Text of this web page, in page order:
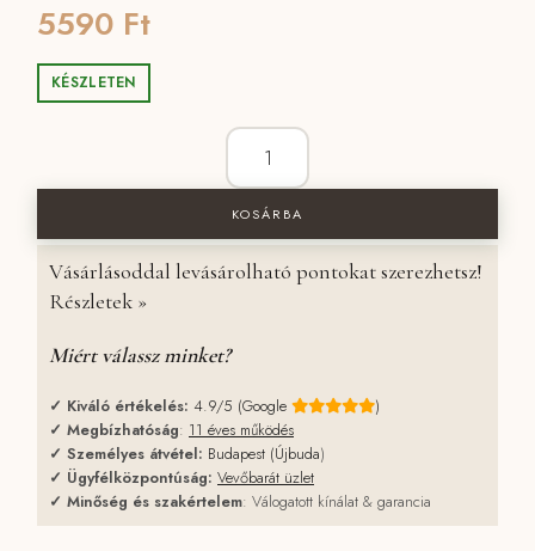
5590 Ft
KÉSZLETEN
Sunnylife vízspriccelő - Dolphin
KOSÁRBA
Vásárlásoddal levásárolható pontokat szerezhetsz!
Részletek »
Miért válassz minket?
✓ Kiváló értékelés: 4.9/5 (Google
)
✓ Megbízhatóság: 11 éves működés
✓ Személyes átvétel: Budapest (Újbuda)
✓ Ügyfélközpontúság: Vevőbarát üzlet
✓ Minőség és szakértelem: Válogatott kínálat & garancia